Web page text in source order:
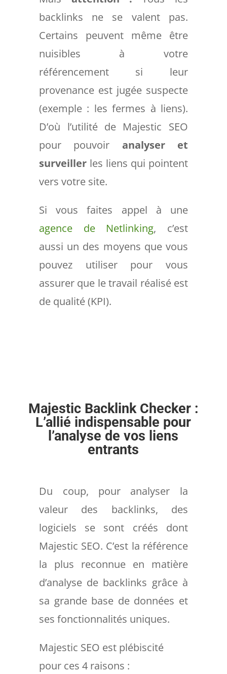
backlinks ne se valent pas.
Certains peuvent même être
nuisibles à votre
référencement si leur
provenance est jugée suspecte
(exemple : les fermes à liens).
D’où l’utilité de Majestic SEO
pour pouvoir
analyser et
surveiller les liens qui pointent
vers votre site.
Si vous faites appel à une
agence de Netlinking, c’est
aussi un des moyens que vous
pouvez utiliser pour vous
assurer que le travail réalisé est
de qualité (KPI).
Majestic Backlink Checker :
L’allié indispensable pour
l’analyse de vos liens
entrants
Du coup, pour analyser la
valeur des backlinks, des
logiciels se sont créés dont
Majestic SEO. C’est la référence
la plus reconnue en matière
d’analyse de backlinks grâce à
sa grande base de données et
ses fonctionnalités uniques.
Majestic SEO est plébiscité
pour ces 4 raisons :